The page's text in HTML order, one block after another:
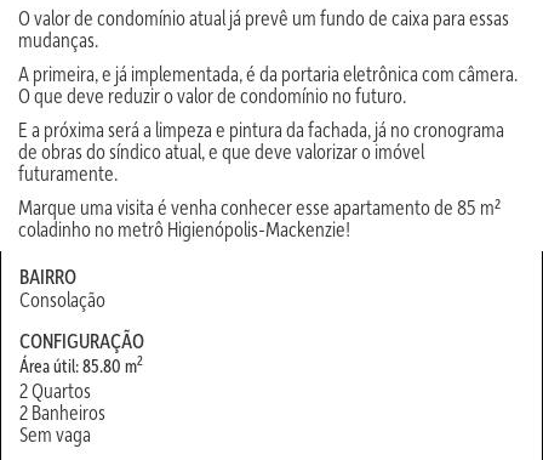
O valor de condomínio atual já prevê um fundo de caixa para essas
mudanças.
A primeira, e já implementada, é da portaria eletrônica com câmera.
O que deve reduzir o valor de condomínio no futuro.
E a próxima será a limpeza e pintura da fachada, já no cronograma
de obras do síndico atual, e que deve valorizar o imóvel
futuramente.
Marque uma visita é venha conhecer esse apartamento de 85 m²
coladinho no metrô Higienópolis-Mackenzie!
BAIRRO
Consolação
CONFIGURAÇÃO
Área útil: 85.80 m2
2 Quartos
2 Banheiros
Sem vaga